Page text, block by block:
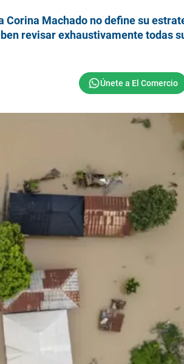
Corina Machado no define su
revisar exhaustivamente todas